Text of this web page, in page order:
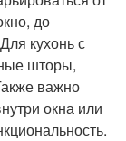
до
кухонь с
шторы,
важно
окна или